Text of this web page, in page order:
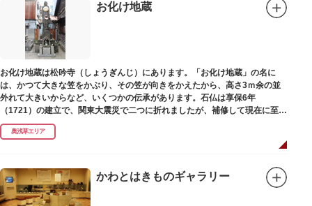
お化け地蔵
お化け地蔵は松吟寺（しょうぎんじ）にあります。「お化け地蔵」の名に
は、かつて大きな笠をかぶり、その笠が向きをかえたから、高さ3ｍ余の並
外れて大きいからなど、いくつかの伝承があります。石仏は享保6年
（1721）の建立で、関東大震災で二つに折れましたが、補修して現在に至っ
ています。常夜灯は、寛政2年（1790）に建てられました。
奥浅草エリア
かわとはきものギャラリー